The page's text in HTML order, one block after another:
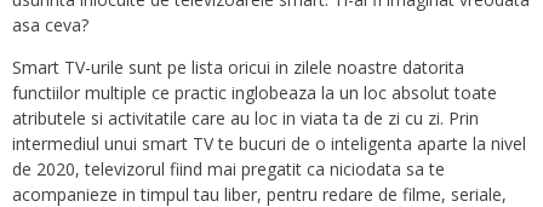
asa ceva?
Smart TV-urile sunt pe lista oricui in zilele noastre datorita
functiilor multiple ce practic inglobeaza la un loc absolut toate
atributele si activitatile care au loc in viata ta de zi cu zi. Prin
intermediul unui smart TV te bucuri de o inteligenta aparte la nivel
de 2020, televizorul fiind mai pregatit ca niciodata sa te
acompanieze in timpul tau liber, pentru redare de filme, seriale,